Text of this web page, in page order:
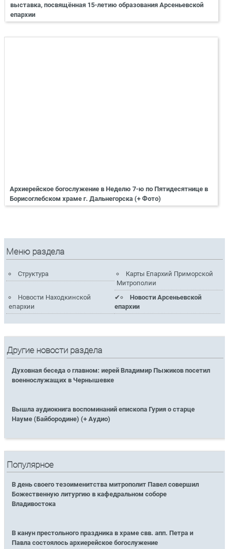
выставка, посвящённая 15-летию образования Арсеньевской
епархии
Архиерейское богослужение в Неделю 7-ю по Пятидесятнице в
Борисоглебском храме г. Дальнегорска (+ Фото)
Меню раздела
Структура
Карты Епархий Приморской
Митрополии
Новости Находкинской
епархии
Новости Арсеньевской
епархии
Другие новости раздела
Духовная беседа о главном: иерей Владимир Пыжиков посетил
военнослужащих в Чернышевке
Вышла аудиокнига воспоминаний епископа Гурия о старце
Науме (Байбородине) (+ Аудио)
Популярное
В день своего тезоименитства митрополит Павел совершил
Божественную литургию в кафедральном соборе
Владивостока
В канун престольного праздника в храме свв. апп. Петра и
Павла состоялось архиерейское богослужение